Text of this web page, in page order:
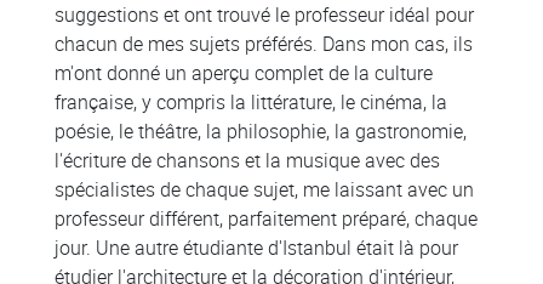
suggestions et ont trouvé le professeur idéal pour
chacun de mes sujets préférés. Dans mon cas, ils
m'ont donné un aperçu complet de la culture
française, y compris la littérature, le cinéma, la
poésie, le théâtre, la philosophie, la gastronomie,
l'écriture de chansons et la musique avec des
spécialistes de chaque sujet, me laissant avec un
professeur différent, parfaitement préparé, chaque
jour. Une autre étudiante d'Istanbul était là pour
étudier l'architecture et la décoration d'intérieur,